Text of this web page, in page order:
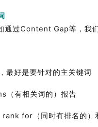
通过Content Gap等，我
最好是要针对的主关键词
（有相关词的）报告
for（同时有排名的）